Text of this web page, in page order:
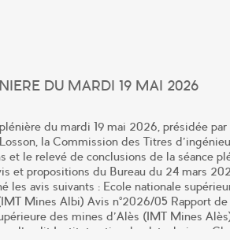
DU MARDI 19 MAI 2026
du mardi 19 mai 2026, présidée
la Commission des Titres
et le relevé de conclusions de la séance
et propositions du Bureau du 24 mars
les avis suivants : Ecole nationale
Mines Albi) Avis n°2026/05 Rapport
des mines d’Alès (IMT Mines
d’audit Institut national polytechnique